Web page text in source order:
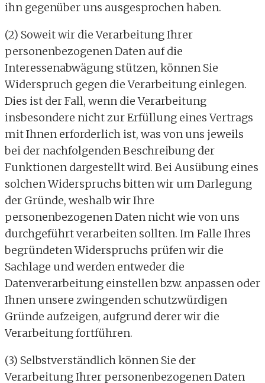
ihn gegenüber uns ausgesprochen haben.
(2) Soweit wir die Verarbeitung Ihrer
personenbezogenen Daten auf die
Interessenabwägung stützen, können Sie
Widerspruch gegen die Verarbeitung einlegen.
Dies ist der Fall, wenn die Verarbeitung
insbesondere nicht zur Erfüllung eines Vertrags
mit Ihnen erforderlich ist, was von uns jeweils
bei der nachfolgenden Beschreibung der
Funktionen dargestellt wird. Bei Ausübung eines
solchen Widerspruchs bitten wir um Darlegung
der Gründe, weshalb wir Ihre
personenbezogenen Daten nicht wie von uns
durchgeführt verarbeiten sollten. Im Falle Ihres
begründeten Widerspruchs prüfen wir die
Sachlage und werden entweder die
Datenverarbeitung einstellen bzw. anpassen oder
Ihnen unsere zwingenden schutzwürdigen
Gründe aufzeigen, aufgrund derer wir die
Verarbeitung fortführen.
(3) Selbstverständlich können Sie der
Verarbeitung Ihrer personenbezogenen Daten